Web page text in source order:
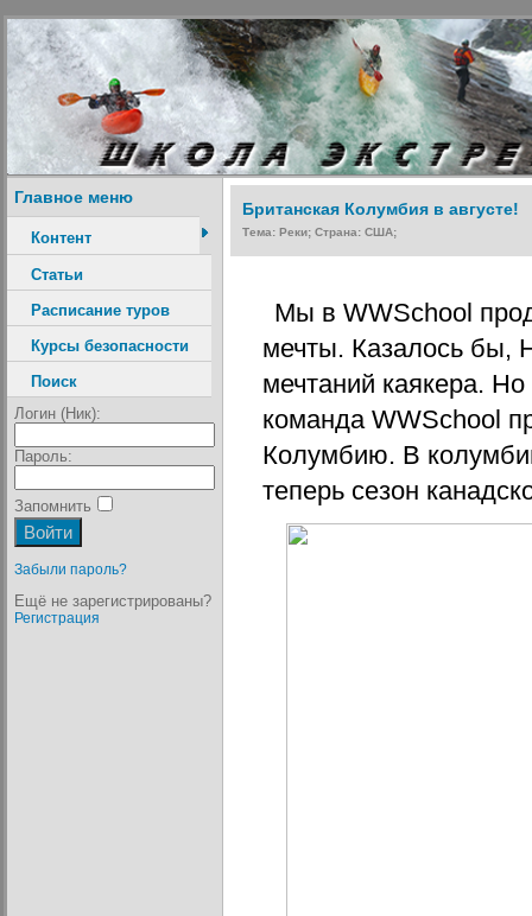
Главное меню
Контент
Статьи
Расписание туров
Курсы безопасности
Поиск
Логин (Ник):
Пароль:
Запомнить
Забыли пароль?
Ещё не зарегистрированы?
Регистрация
Британская Колумбия в августе!
Тема: Реки; Страна: США;
Мы в WWSchool
мечты. Казалось бы,
мечтаний каякера.
команда WWSchool
Колумбию. В
теперь сезон